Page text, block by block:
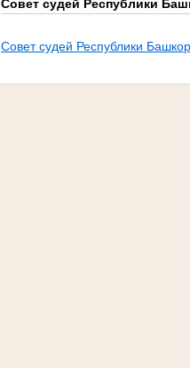
Совет судей Республики
Совет судей Республики